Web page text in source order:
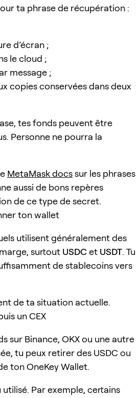
ta phrase de récupération :
d’écran ;
le cloud ;
message ;
copies conservées dans deux
tes fonds peuvent être
Personne ne pourra la
MetaMask docssur les phrases
aussi de bons repères
de ce type de secret.
ton wallet
utilisent généralement des
surtout USDCet USDT. Tu
de stablecoins vers
de ta situation actuelle.
un CEX
sur Binance, OKX ou une autre
tu peux retirer des USDC ou
ton OneKey Wallet.
Par exemple, certains